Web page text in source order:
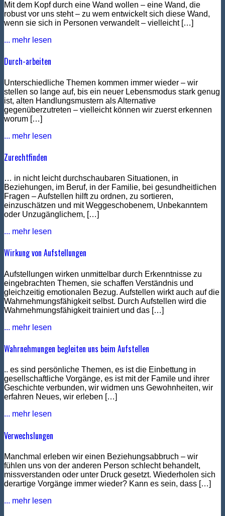
Mit dem Kopf durch eine Wand wollen – eine Wand, die
robust vor uns steht – zu wem entwickelt sich diese Wand,
wenn sie sich in Personen verwandelt – vielleicht […]
... mehr lesen
Durch-arbeiten
Unterschiedliche Themen kommen immer wieder – wir
stellen so lange auf, bis ein neuer Lebensmodus stark genug
ist, alten Handlungsmustern als Alternative
gegenüberzutreten – vielleicht können wir zuerst erkennen
worum […]
... mehr lesen
Zurechtfinden
… in nicht leicht durchschaubaren Situationen, in
Beziehungen, im Beruf, in der Familie, bei gesundheitlichen
Fragen – Aufstellen hilft zu ordnen, zu sortieren,
einzuschätzen und mit Weggeschobenem, Unbekanntem
oder Unzugänglichem, […]
... mehr lesen
Wirkung von Aufstellungen
Aufstellungen wirken unmittelbar durch Erkenntnisse zu
eingebrachten Themen, sie schaffen Verständnis und
gleichzeitig emotionalen Bezug. Aufstellen wirkt auch auf die
Wahrnehmungsfähigkeit selbst. Durch Aufstellen wird die
Wahrnehmungsfähigkeit trainiert und das […]
... mehr lesen
Wahrnehmungen begleiten uns beim Aufstellen
.. es sind persönliche Themen, es ist die Einbettung in
gesellschaftliche Vorgänge, es ist mit der Famile und ihrer
Geschichte verbunden, wir widmen uns Gewohnheiten, wir
erfahren Neues, wir erleben […]
... mehr lesen
Verwechslungen
Manchmal erleben wir einen Beziehungsabbruch – wir
fühlen uns von der anderen Person schlecht behandelt,
missverstanden oder unter Druck gesetzt. Wiederholen sich
derartige Vorgänge immer wieder? Kann es sein, dass […]
... mehr lesen